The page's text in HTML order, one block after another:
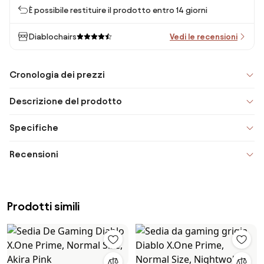
È possibile restituire il prodotto entro 14 giorni
Diablochairs Vedi le recensioni
Cronologia dei prezzi
Descrizione del prodotto
Specifiche
Recensioni
Prodotti simili